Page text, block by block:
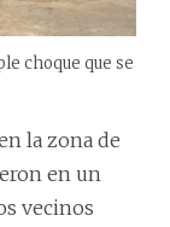
choque que se
la zona de
en un
vecinos